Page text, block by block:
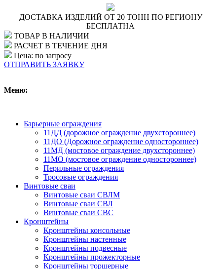
ДОСТАВКА ИЗДЕЛИЙ ОТ 20 ТОНН ПО РЕГИОНУ
БЕСПЛАТНА
ТОВАР В НАЛИЧИИ
РАСЧЕТ В ТЕЧЕНИЕ ДНЯ
Цена: по запросу
ОТПРАВИТЬ ЗАЯВКУ
Меню:
Барьерные ограждения
11ДД (дорожное ограждение двухстороннее)
11ДО (Дорожное ограждение одностороннее)
11МД (мостовое ограждение двухстороннее)
11МО (мостовое ограждение одностороннее)
Перильные ограждения
Тросовые ограждения
Винтовые сваи
Винтовые сваи СВЛМ
Винтовые сваи СВЛ
Винтовые сваи СВС
Кронштейны
Кронштейны консольные
Кронштейны настенные
Кронштейны подвесные
Кронштейны прожекторные
Кронштейны торшерные